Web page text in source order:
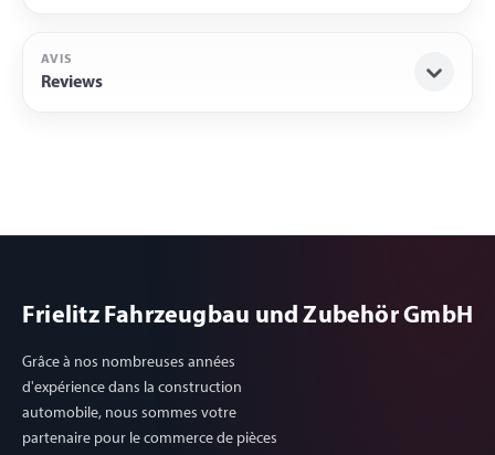
AVIS
Reviews
Frielitz Fahrzeugbau und Zubehör GmbH
Grâce à nos nombreuses années
d'expérience dans la construction
automobile, nous sommes votre
partenaire pour le commerce de pièces